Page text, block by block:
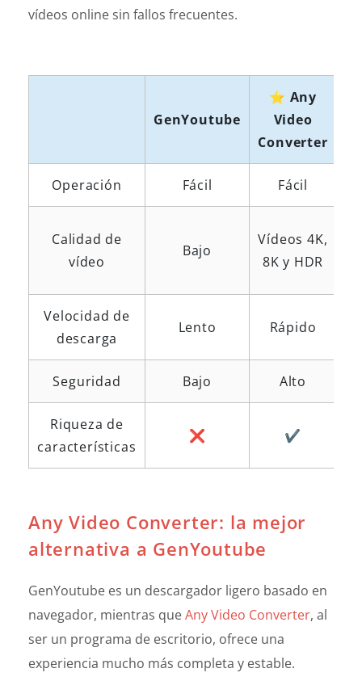
vídeos online sin fallos frecuentes.
GenYoutube
⭐ Any
Video
Converter
Operación Fácil Fácil
Calidad de
vídeo
Bajo
Vídeos 4K,
8K y HDR
Velocidad de
descarga
Lento Rápido
Seguridad Bajo Alto
Riqueza de
características
❌ ✔️
Any Video Converter: la mejor
alternativa a GenYoutube
GenYoutube es un descargador ligero basado en
navegador, mientras queAny Video Converter, al
ser un programa de escritorio, ofrece una
experiencia mucho más completa y estable.